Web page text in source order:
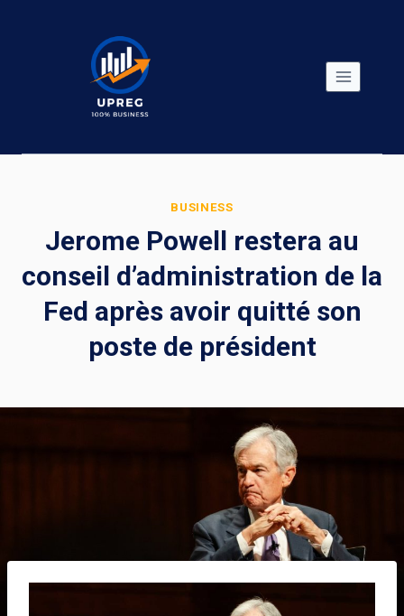
BUSINESS
Jerome Powell restera au
conseil d’administration de la
Fed après avoir quitté son
poste de président